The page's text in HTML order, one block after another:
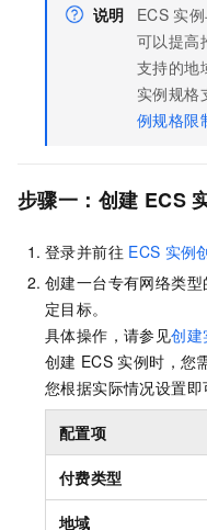
说明 ECS 实
可以提高
支持的地
实例规格
例规格限
步骤一：创建 ECS
登录并前往 ECS 实例
创建一台专有网络类型
定目标。
具体操作，请参见创建
创建 ECS 实例时，您
您根据实际情况设置即
配置项
付费类型
地域